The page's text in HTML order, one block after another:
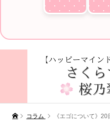
コラム 《エゴについて》20日目：エ